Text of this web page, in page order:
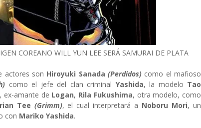
COREANO WILL YUN LEE SERÁ SAMURAI DE PLATA
actores son Hiroyuki Sanada(Perdidos) como el mafioso
como el jefe del clan criminal Yashida, la modelo Tao
, ex-amante de Logan, Rila Fukushima, otra modelo, como
Tee (Grimm), el cual interpretará a Noboru Mori, un
con Mariko Yashida.